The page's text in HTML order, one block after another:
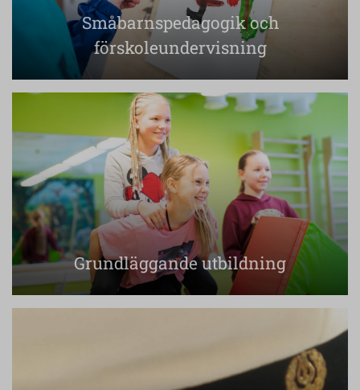
Småbarnspedagogik och
förskoleundervisning
Grundläggande utbildning